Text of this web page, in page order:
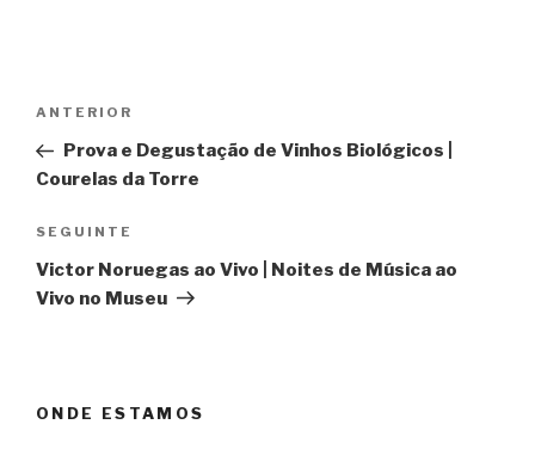
artigos
Conteúdo
anterior
ANTERIOR
Prova e Degustação de Vinhos Biológicos |
Courelas da Torre
Conteúdo
seguinte
SEGUINTE
Victor Noruegas ao Vivo | Noites de Música ao
Vivo no Museu
ONDE ESTAMOS